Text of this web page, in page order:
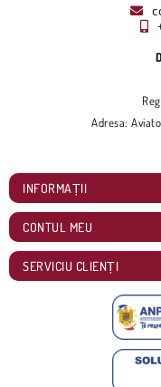
Adresa:
INFORMAȚII
CONTUL MEU
SERVICIU CLIENȚI